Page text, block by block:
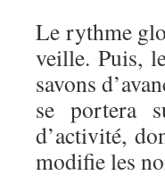
Le rythme
veille. Puis,
savons
se portera
d’activité,
modifie les